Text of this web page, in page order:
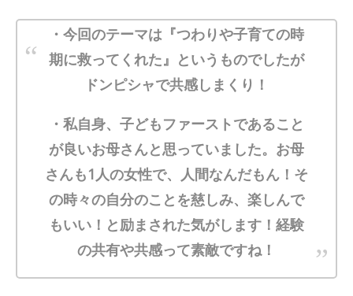
・今回のテーマは『つわりや子育ての時
期に救ってくれた』というものでしたが
ドンピシャで共感しまくり！
・私自身、子どもファーストであること
が良いお母さんと思っていました。お母
さんも1人の女性で、人間なんだもん！そ
の時々の自分のことを慈しみ、楽しんで
もいい！と励まされた気がします！経験
の共有や共感って素敵ですね！